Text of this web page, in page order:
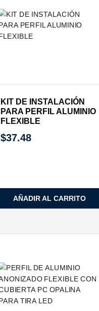
KIT DE INSTALACIÓN
PARA PERFIL ALUMINIO
FLEXIBLE
$37.48
AÑADIR AL CARRITO